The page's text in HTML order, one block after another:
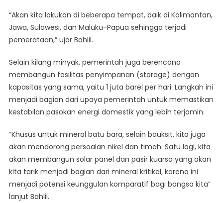
“Akan kita lakukan di beberapa tempat, baik di Kalimantan,
Jawa, Sulawesi, dan Maluku-Papua sehingga terjadi
pemerataan,” ujar Bahlil.
Selain kilang minyak, pemerintah juga berencana
membangun fasilitas penyimpanan (storage) dengan
kapasitas yang sama, yaitu 1 juta barel per hari. Langkah ini
menjadi bagian dari upaya pemerintah untuk memastikan
kestabilan pasokan energi domestik yang lebih terjamin.
“Khusus untuk mineral batu bara, selain bauksit, kita juga
akan mendorong persoalan nikel dan timah. Satu lagi, kita
akan membangun solar panel dan pasir kuarsa yang akan
kita tarik menjadi bagian dari mineral kritikal, karena ini
menjadi potensi keunggulan komparatif bagi bangsa kita”
lanjut Bahlil.